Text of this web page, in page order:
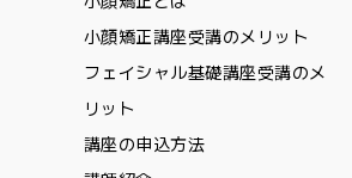
小顔矯正講座受講のメリット
フェイシャル基礎講座受講のメ
リット
講座の申込方法